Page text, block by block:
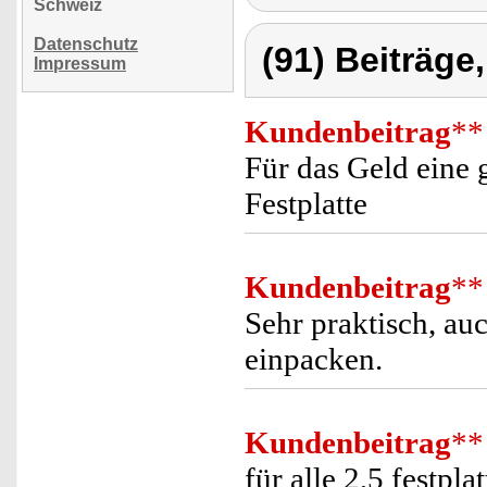
Schweiz
Datenschutz
Impressum
(91)
Kundenbeitrag**
Für das Geld eine
Festplatte
Kundenbeitrag**
Sehr praktisch,
einpacken.
Kundenbeitrag**
für alle 2,5